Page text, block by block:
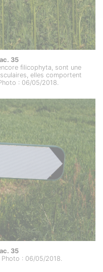
35
filicophyta, sont une
elles comportent
: 06/05/2018.
35
: 06/05/2018.